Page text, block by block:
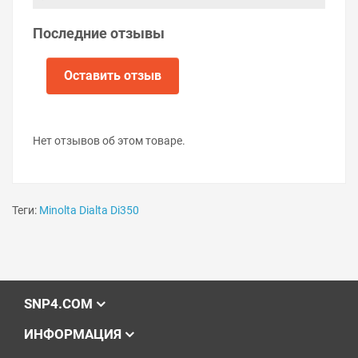
Последние отзывы
Оставить отзыв
Нет отзывов об этом товаре.
Теги: Minolta Dialta Di350
SNP4.COM
ИНФОРМАЦИЯ